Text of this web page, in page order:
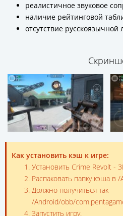
реалистичное звуковое
наличие рейтинговой
отсутствие русскоязычной
Как установить кэш к игре:
Установить Crime Revolt -
Распаковать папку кэша в
Должно получиться так
/Android/obb/
Запустить игру.